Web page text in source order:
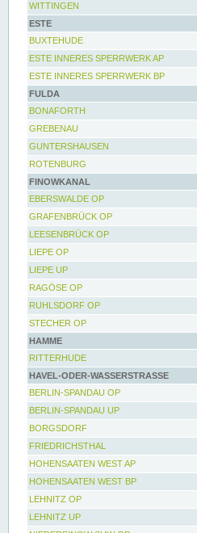
WITTINGEN
ESTE
BUXTEHUDE
ESTE INNERES SPERRWERK AP
ESTE INNERES SPERRWERK BP
FULDA
BONAFORTH
GREBENAU
GUNTERSHAUSEN
ROTENBURG
FINOWKANAL
EBERSWALDE OP
GRAFENBRÜCK OP
LEESENBRÜCK OP
LIEPE OP
LIEPE UP
RAGÖSE OP
RUHLSDORF OP
STECHER OP
HAMME
RITTERHUDE
HAVEL-ODER-WASSERSTRASSE
BERLIN-SPANDAU OP
BERLIN-SPANDAU UP
BORGSDORF
FRIEDRICHSTHAL
HOHENSAATEN WEST AP
HOHENSAATEN WEST BP
LEHNITZ OP
LEHNITZ UP